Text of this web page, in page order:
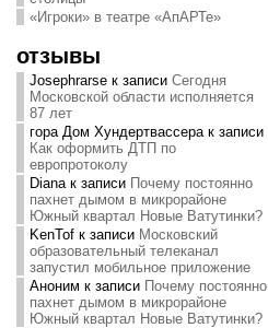
«Игроки» в театре «АпАРТе»
отзывы
Josephrarseк записи Сегодня
Московской области исполняется
87 лет
гора Дом Хундертвассерак записи
Как оформить ДТП по
европротоколу
Dianaк записи Почему постоянно
пахнет дымом в микрорайоне
Южный квартал Новые Ватутинки?
KenTofк записи Московский
образовательный телеканал
запустил мобильное приложение
Аноним к записи Почему постоянно
пахнет дымом в микрорайоне
Южный квартал Новые Ватутинки?